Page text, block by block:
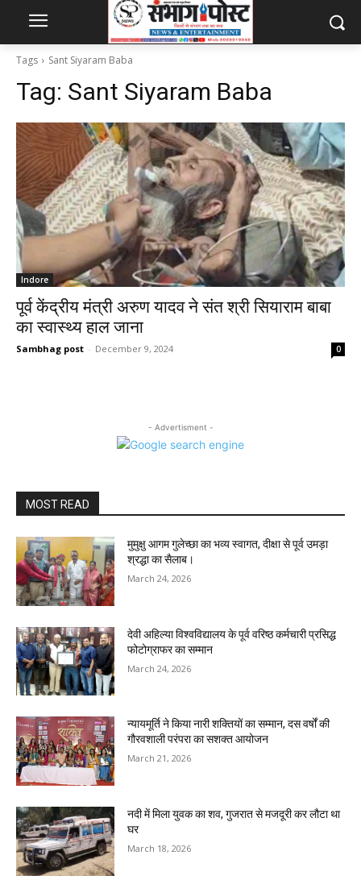
Tags Sant Siyaram Baba
Tag: Sant Siyaram Baba
Indore
पूर्व केंद्रीय मंत्री अरुण यादव ने संत श्री सियाराम बाबा
का स्वास्थ्य हाल जाना
Sambhag post - December 9, 2024 0
- Advertisment -
MOST READ
मुमुक्षु आगम गुलेच्छा का भव्य स्वागत, दीक्षा से पूर्व उमड़ा
श्रद्धा का सैलाब।
March 24, 2026
देवी अहिल्या विश्वविद्यालय के पूर्व वरिष्ठ कर्मचारी प्रसिद्ध
फोटोग्राफर का सम्मान
March 24, 2026
न्यायमूर्ति ने किया नारी शक्तियों का सम्मान, दस वर्षों की
गौरवशाली परंपरा का सशक्त आयोजन
March 21, 2026
नदी में मिला युवक का शव, गुजरात से मजदूरी कर लौटा था
घर
March 18, 2026